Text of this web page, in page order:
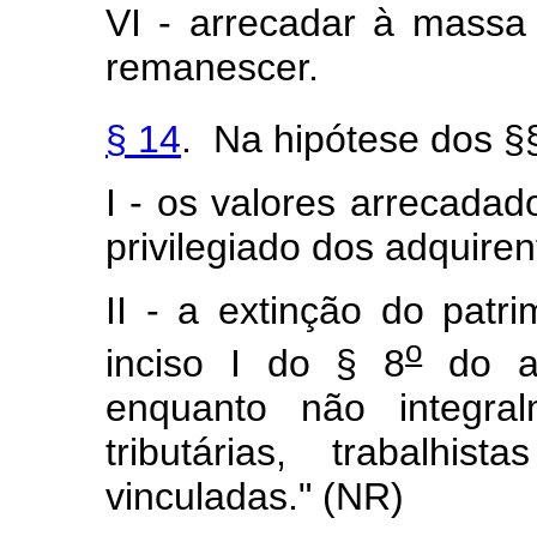
VI - arrecadar à
remanescer.
§ 14. Na hipótese dos
I - os valores
privilegiado dos
II - a extinção do
inciso I do § 8odo
enquanto não
tributárias,
vinculadas." (NR)